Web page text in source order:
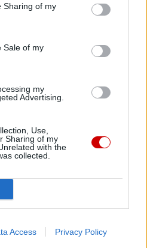
Sharing of my
Sale of my
my
Advertising.
Use,
Sharing of my
with the
collected.
Access Privacy Policy
zwycięstwo miłości nad